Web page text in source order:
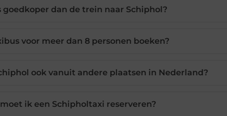
goedkoper dan de trein naar Schiphol?
voor meer dan 8 personen boeken?
ook vanuit andere plaatsen in Nederland?
ik een Schipholtaxi reserveren?